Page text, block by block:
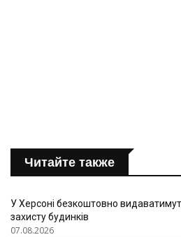
Читайте также
У Херсоні безкоштовно
захисту будинків
07.08.2026